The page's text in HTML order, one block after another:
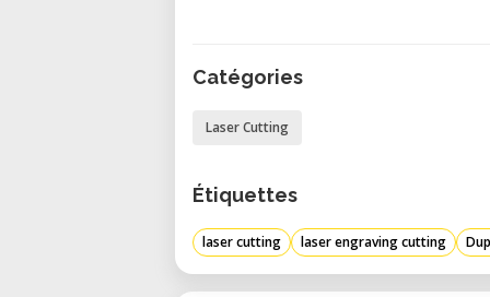
Catégories
Laser Cutting
Étiquettes
laser cutting laser engraving cutting